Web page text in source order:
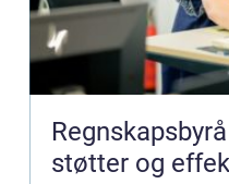
støtter og